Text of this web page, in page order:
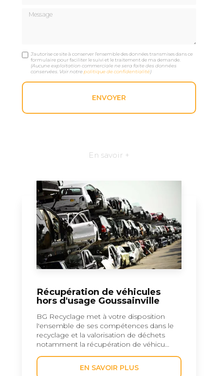
Message
J'autorise ce site à conserver l'ensemble des données transmises dans ce
formulaire pour faciliter le suivi et le traitement de ma demande.
(Aucune exploitation commerciale ne sera faite des données
conservées. Voir notrepolitique de confidentialité)
En savoir +
Récupération de véhicules
hors d'usage Goussainville
BG Recyclage met à votre disposition
l'ensemble de ses compétences dans le
recyclage et la valorisation de déchets
notamment la récupération de véhicu...
EN SAVOIR PLUS